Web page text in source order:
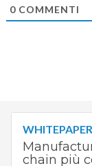
0COMMENTI
WHITEPAPER
chain più